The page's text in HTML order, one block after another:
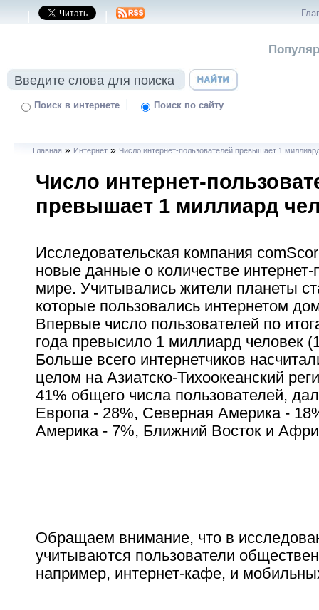
| |
Поиск в интернете | Поиск по сайту
Главная » Интернет »Число интернет-пользователей превышает 1
Число интернет-
превышает 1 миллиард
Исследовательская компания
новые данные о количестве интернет-
мире. Учитывались жители планеты
которые пользовались интернетом
Впервые число пользователей по
года превысило 1 миллиард человек
Больше всего интернетчиков
целом на Азиатско-Тихоокеанский
41% общего числа пользователей,
Европа - 28%, Северная Америка -
Америка - 7%, Ближний Восток и
Обращаем внимание, что в
учитываются пользователи
например, интернет-кафе, и